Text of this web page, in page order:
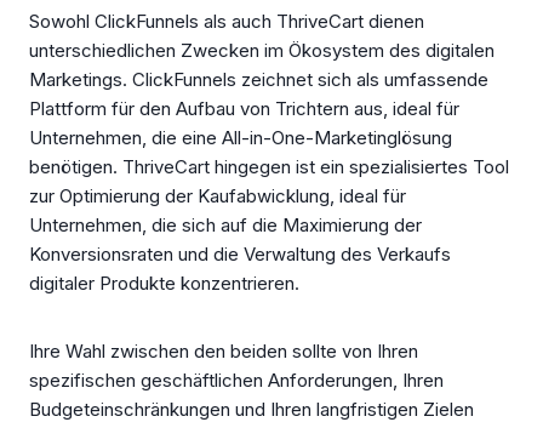
Sowohl ClickFunnels als auch ThriveCart dienen
unterschiedlichen Zwecken im Ökosystem des digitalen
Marketings. ClickFunnels zeichnet sich als umfassende
Plattform für den Aufbau von Trichtern aus, ideal für
Unternehmen, die eine All-in-One-Marketinglösung
benötigen. ThriveCart hingegen ist ein spezialisiertes Tool
zur Optimierung der Kaufabwicklung, ideal für
Unternehmen, die sich auf die Maximierung der
Konversionsraten und die Verwaltung des Verkaufs
digitaler Produkte konzentrieren.
Ihre Wahl zwischen den beiden sollte von Ihren
spezifischen geschäftlichen Anforderungen, Ihren
Budgeteinschränkungen und Ihren langfristigen Zielen